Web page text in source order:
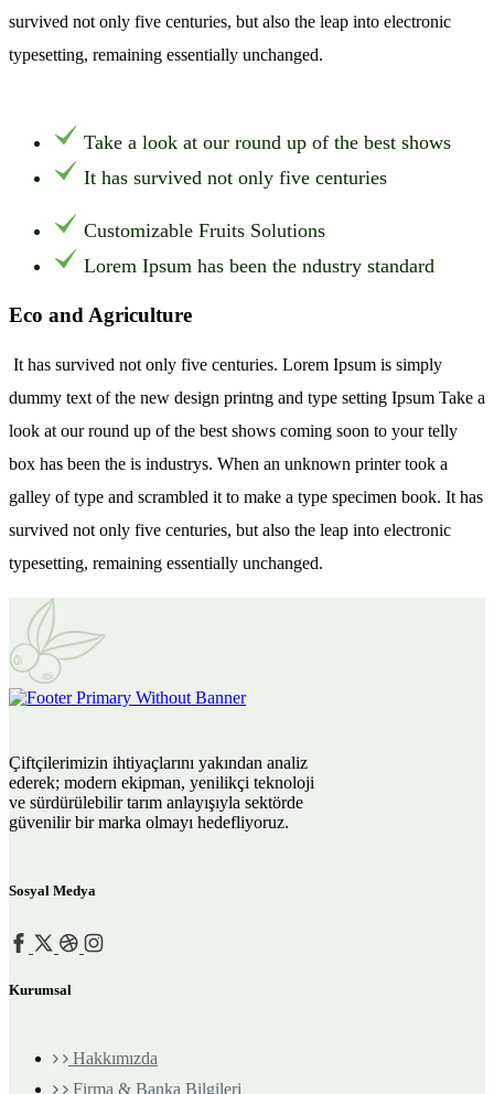
survived not only five centuries, but also the leap into electronic
typesetting, remaining essentially unchanged.
Take a look at our round up of the best shows
It has survived not only five centuries
Customizable Fruits Solutions
Lorem Ipsum has been the ndustry standard
Eco and Agriculture
It has survived not only five centuries. Lorem Ipsum is simply
dummy text of the new design printng and type setting Ipsum Take a
look at our round up of the best shows coming soon to your telly
box has been the is industrys. When an unknown printer took a
galley of type and scrambled it to make a type specimen book. It has
survived not only five centuries, but also the leap into electronic
typesetting, remaining essentially unchanged.
Çiftçilerimizin ihtiyaçlarını yakından analiz
ederek; modern ekipman, yenilikçi teknoloji
ve sürdürülebilir tarım anlayışıyla sektörde
güvenilir bir marka olmayı hedefliyoruz.
Sosyal Medya
Kurumsal
Hakkımızda
Firma & Banka Bilgileri